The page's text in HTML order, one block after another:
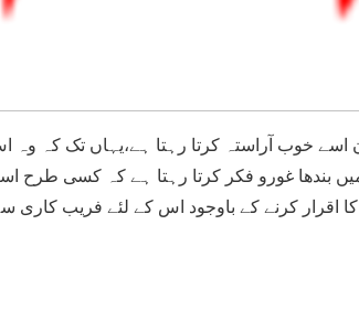
خوب آراستہ کرتا رہتا ہے،یہاں تک کہ وہ
بندھا غورو فکر کرتا رہتا ہے کہ کسی طرح
اقرار کرنے کے باوجود اس کے لئے فریب کاری